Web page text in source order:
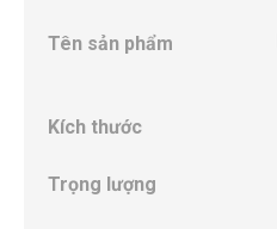
Tên sản phẩm
Kích thước
Trọng lượng